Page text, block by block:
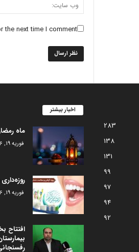
next time I comment.
اخبار بیشتر
ماه
فوریه 19, 2026
فوریه 19, 2026
افتتاح
283
138
131
99
97
94
92